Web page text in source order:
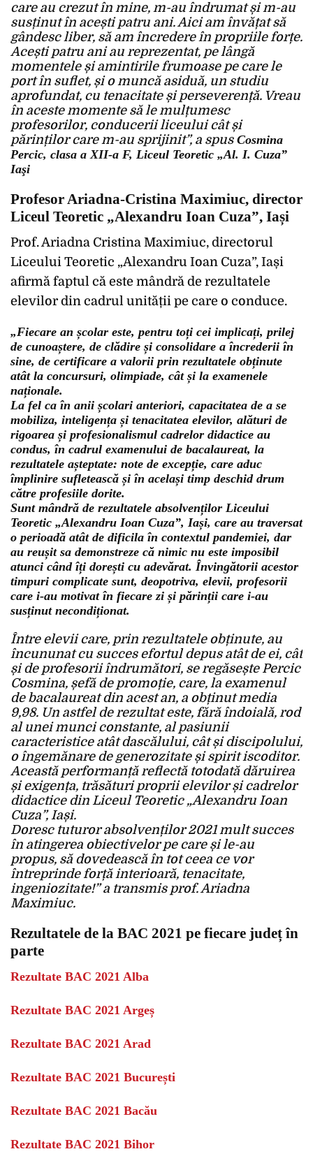
care au crezut în mine, m-au îndrumat și m-au
susținut în acești patru ani. Aici am învățat să
gândesc liber, să am încredere în propriile forțe.
Acești patru ani au reprezentat, pe lângă
momentele și amintirile frumoase pe care le
port în suflet, și o muncă asiduă, un studiu
aprofundat, cu tenacitate și perseverență. Vreau
în aceste momente să le mulțumesc
profesorilor, conducerii liceului cât și
părinților care m-au sprijinit”, a spusCosmina
Percic, clasa a XII-a F, Liceul Teoretic „Al. I. Cuza”
Iaşi
Profesor Ariadna-Cristina Maximiuc, director
Liceul Teoretic „Alexandru Ioan Cuza”, Iași
Prof. Ariadna Cristina Maximiuc, directorul
Liceului Teoretic „Alexandru Ioan Cuza”, Iași
afirmă faptul că este mândră de rezultatele
elevilor din cadrul unității pe care o conduce.
„Fiecare an școlar este, pentru toți cei implicați, prilej
de cunoaștere, de clădire și consolidare a încrederii în
sine, de certificare a valorii prin rezultatele obținute
atât la concursuri, olimpiade, cât și la examenele
naționale.
La fel ca în anii școlari anteriori, capacitatea de a se
mobiliza, inteligența și tenacitatea elevilor, alături de
rigoarea și profesionalismul cadrelor didactice au
condus, în cadrul examenului de bacalaureat, la
rezultatele așteptate: note de excepție, care aduc
împlinire sufletească și în același timp deschid drum
către profesiile dorite.
Sunt mândră de rezultatele absolvenților Liceului
Teoretic „Alexandru Ioan Cuza”, Iași, care au traversat
o perioadă atât de dificila în contextul pandemiei, dar
au reușit sa demonstreze că nimic nu este imposibil
atunci când îți dorești cu adevărat. Învingătorii acestor
timpuri complicate sunt, deopotriva, elevii, profesorii
care i-au motivat în fiecare zi și părinții care i-au
susținut necondiționat.
Între elevii care, prin rezultatele obținute, au
încununat cu succes efortul depus atât de ei, cât
și de profesorii îndrumători, se regăsește Percic
Cosmina, șefă de promoție, care, la examenul
de bacalaureat din acest an, a obținut media
9,98. Un astfel de rezultat este, fără îndoială, rod
al unei munci constante, al pasiunii
caracteristice atât dascălului, cât și discipolului,
o îngemănare de generozitate și spirit iscoditor.
Această performanță reflectă totodată dăruirea
și exigența, trăsături proprii elevilor și cadrelor
didactice din Liceul Teoretic „Alexandru Ioan
Cuza”, Iași.
Doresc tuturor absolvenților 2021 mult succes
în atingerea obiectivelor pe care și le-au
propus, să dovedească în tot ceea ce vor
întreprinde forță interioară, tenacitate,
ingeniozitate!” a transmis prof. Ariadna
Maximiuc.
Rezultatele de la BAC 2021 pe fiecare județ în
parte
Rezultate BAC 2021 Alba
Rezultate BAC 2021 Argeș
Rezultate BAC 2021 Arad
Rezultate BAC 2021 București
Rezultate BAC 2021 Bacău
Rezultate BAC 2021 Bihor